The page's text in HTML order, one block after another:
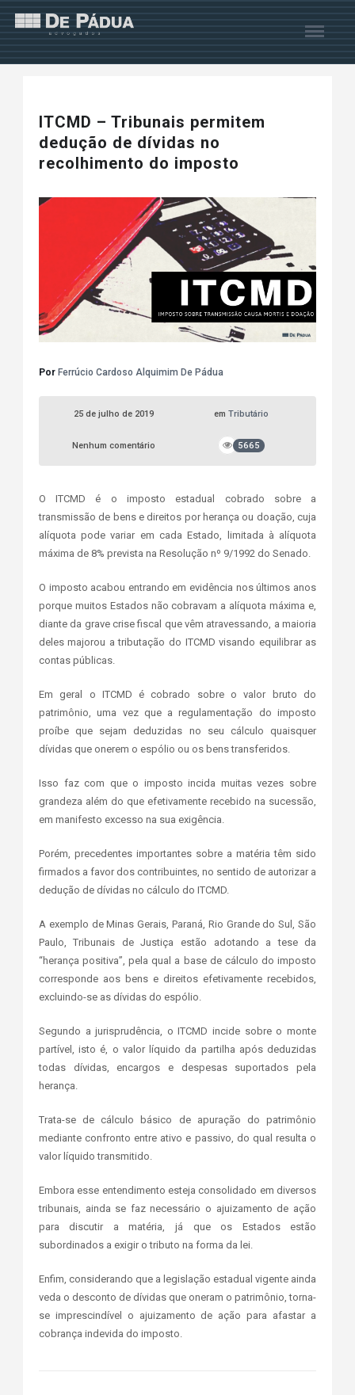
ITCMD – Tribunais permitem
dedução de dívidas no
recolhimento do imposto
Por Ferrúcio Cardoso Alquimim De Pádua
25 de julho de 2019 em Tributário
Nenhum comentário 5665
O ITCMD é o imposto estadual cobrado sobre a
transmissão de bens e direitos por herança ou doação, cuja
alíquota pode variar em cada Estado, limitada à alíquota
máxima de 8% prevista na Resolução nº 9/1992 do Senado.
O imposto acabou entrando em evidência nos últimos anos
porque muitos Estados não cobravam a alíquota máxima e,
diante da grave crise fiscal que vêm atravessando, a maioria
deles majorou a tributação do ITCMD visando equilibrar as
contas públicas.
Em geral o ITCMD é cobrado sobre o valor bruto do
patrimônio, uma vez que a regulamentação do imposto
proíbe que sejam deduzidas no seu cálculo quaisquer
dívidas que onerem o espólio ou os bens transferidos.
Isso faz com que o imposto incida muitas vezes sobre
grandeza além do que efetivamente recebido na sucessão,
em manifesto excesso na sua exigência.
Porém, precedentes importantes sobre a matéria têm sido
firmados a favor dos contribuintes, no sentido de autorizar a
dedução de dívidas no cálculo do ITCMD.
A exemplo de Minas Gerais, Paraná, Rio Grande do Sul, São
Paulo, Tribunais de Justiça estão adotando a tese da
“herança positiva”, pela qual a base de cálculo do imposto
corresponde aos bens e direitos efetivamente recebidos,
excluindo-se as dívidas do espólio.
Segundo a jurisprudência, o ITCMD incide sobre o monte
partível, isto é, o valor líquido da partilha após deduzidas
todas dívidas, encargos e despesas suportados pela
herança.
Trata-se de cálculo básico de apuração do patrimônio
mediante confronto entre ativo e passivo, do qual resulta o
valor líquido transmitido.
Embora esse entendimento esteja consolidado em diversos
tribunais, ainda se faz necessário o ajuizamento de ação
para discutir a matéria, já que os Estados estão
subordinados a exigir o tributo na forma da lei.
Enfim, considerando que a legislação estadual vigente ainda
veda o desconto de dívidas que oneram o patrimônio, torna-
se imprescindível o ajuizamento de ação para afastar a
cobrança indevida do imposto.